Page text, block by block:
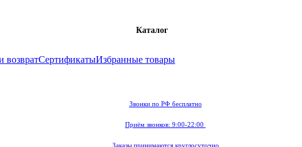
Каталог
возвратСертификатыИзбранные товары
Звонки по РФ бесплатно
Приём звонков: 9:00-22:00
Заказы принимаются круглосуточно